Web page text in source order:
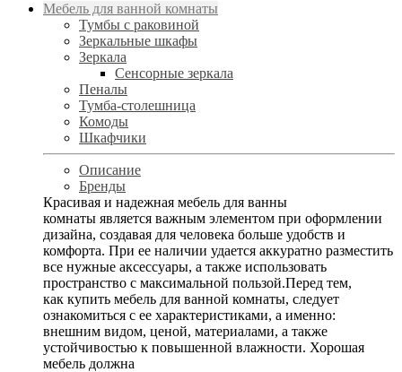
Мебель для ванной комнаты
Тумбы с раковиной
Зеркальные шкафы
Зеркала
Сенсорные зеркала
Пеналы
Тумба-столешница
Комоды
Шкафчики
Описание
Бренды
Красивая и надежная мебель для ванны
комнаты является важным элементом при оформлении
дизайна, создавая для человека больше удобств и
комфорта. При ее наличии удается аккуратно разместить
все нужные аксессуары, а также использовать
пространство с максимальной пользой.Перед тем,
как купить мебель для ванной комнаты, следует
ознакомиться с ее характеристиками, а именно:
внешним видом, ценой, материалами, а также
устойчивостью к повышенной влажности. Хорошая
мебель должна